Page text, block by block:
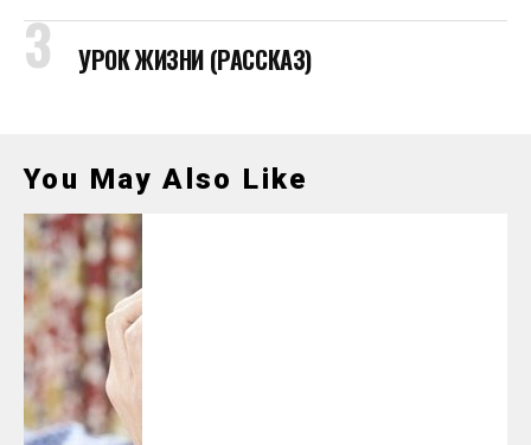
УРОК ЖИЗНИ (РАССКАЗ)
You May Also Like